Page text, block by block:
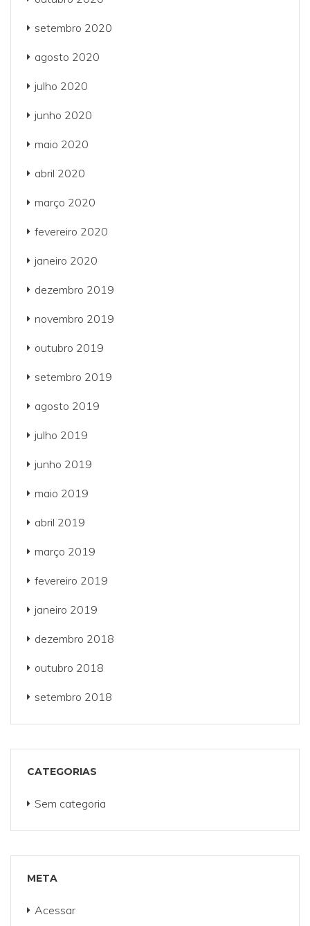
setembro 2020
agosto 2020
julho 2020
junho 2020
maio 2020
abril 2020
março 2020
fevereiro 2020
janeiro 2020
dezembro 2019
novembro 2019
outubro 2019
setembro 2019
agosto 2019
julho 2019
junho 2019
maio 2019
abril 2019
março 2019
fevereiro 2019
janeiro 2019
dezembro 2018
outubro 2018
setembro 2018
CATEGORIAS
Sem categoria
META
Acessar